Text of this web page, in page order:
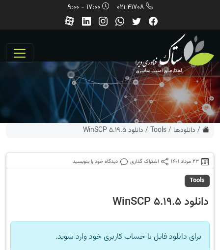
41708 021
/ دانلودها /
Tools
/ دانلود WinSCP 5.19.5
23 مرداد 1401 اشتراک گذاری دیدگاه خود را بنویسید
Tools
دانلود WinSCP 5.19.5
برای دانلود فایل با حساب کاربری خود وارد شوید.